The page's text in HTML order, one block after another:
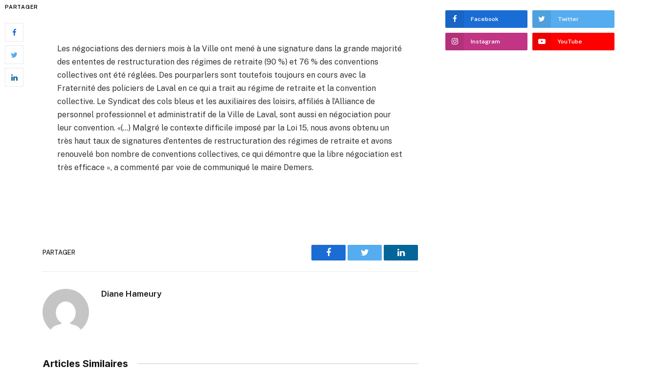
PARTAGER
Les négociations des derniers mois à la Ville ont mené à une signature dans la grande majorité
des ententes de restructuration des régimes de retraite (90 %) et 76 % des conventions
collectives ont été réglées. Des pourparlers sont toutefois toujours en cours avec la
Fraternité des policiers de Laval en ce qui a trait au régime de retraite et la convention
collective. Le Syndicat des cols bleus et les auxiliaires des loisirs, affiliés à l’Alliance de
personnel professionnel et administratif de la Ville de Laval, sont aussi en négociation pour
leur convention. «(…) Malgré le contexte difficile imposé par la Loi 15, nous avons obtenu un
très haut taux de signatures d’ententes de restructuration des régimes de retraite et avons
renouvelé bon nombre de conventions collectives, ce qui démontre que la libre négociation est
très efficace », a commenté par voie de communiqué le maire Demers.
PARTAGER
Facebook Twitter LinkedIn
Diane Hameury
Articles Similaires
Facebook Twitter
Instagram YouTube